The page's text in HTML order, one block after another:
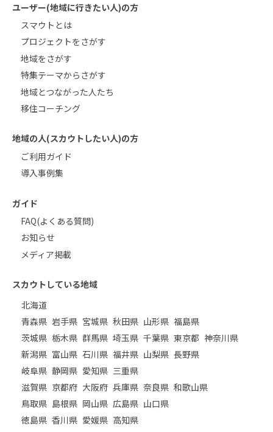
ユーザー(地域に行きたい人)の方
スマウトとは
プロジェクトをさがす
地域をさがす
特集テーマからさがす
地域とつながった人たち
移住コーチング
地域の人(スカウトしたい人)の方
ご利用ガイド
導入事例集
ガイド
FAQ(よくある質問)
お知らせ
メディア掲載
スカウトしている地域
北海道
青森県 岩手県 宮城県 秋田県 山形県 福島県
茨城県 栃木県 群馬県 埼玉県 千葉県 東京都 神奈川県
新潟県 富山県 石川県 福井県 山梨県 長野県
岐阜県 静岡県 愛知県 三重県
滋賀県 京都府 大阪府 兵庫県 奈良県 和歌山県
鳥取県 島根県 岡山県 広島県 山口県
徳島県 香川県 愛媛県 高知県